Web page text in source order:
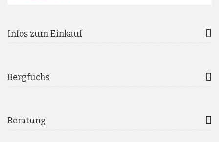
Infos zum Einkauf
Bergfuchs
Beratung